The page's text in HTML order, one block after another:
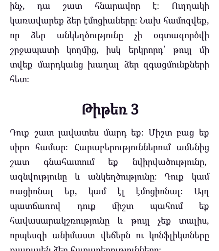
ինչ, դա շատ հնարավոր է։ Ուղղակի
կառավարեք ձեր էմոցիաները։ Նախ համոզվեք,
որ ձեր անկեղծությունը չի օգտագործվի
շրջապատի կողմից, իսկ երկրորդ՝ թույլ մի
տվեք մարդկանց խաղալ ձեր զգացմունքների
հետ։
Թիթեռ 3
Դուք շատ լավատես մարդ եք։ Միշտ բաց եք
սիրո համար։ Հարաբերություններում ամենից
շատ գնահատում եք նվիրվածությունը,
ազնվությունը և անկեղծությունը։ Դուք կամ
ռացիոնալ եք, կամ էլ էմոցիոնալ։ Այդ
պատճառով դուք միշտ պահում եք
հավասարակշռությունը և թույլ չեք տալիս,
որպեսզի անիմաստ վեճերն ու կոնֆլիկտները